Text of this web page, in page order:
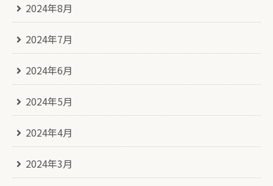
2024年8月
2024年7月
2024年6月
2024年5月
2024年4月
2024年3月